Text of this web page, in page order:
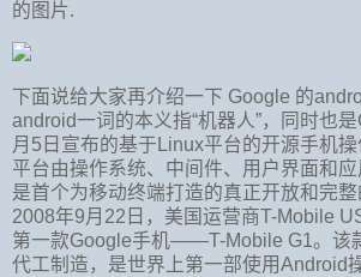
的图片.
下面说给大家再介绍一下 Google 的
android一词的本义指“机器人”，同时也
月5日宣布的基于Linux平台的开源手机
平台由操作系统、中间件、用户界面和
是首个为移动终端打造的真正开放和完整
2008年9月22日，美国运营商T-Mobile
第一款Google手机——T-Mobile G1。该
代工制造，是世界上第一部使用Android